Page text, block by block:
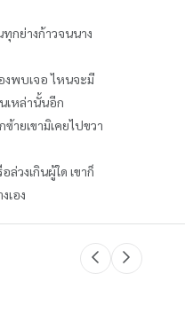
กย่างก้าวจนนาง
งพบเจอ ไหนจะมี
เหล่านั้นอีก
ายเขามิเคยไปขวา
วงเกินผู้ใด เขาก็
เอง